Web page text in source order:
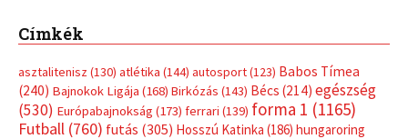
Címkék
asztalitenisz (130) atlétika (144) autosport(123) Babos Tímea
(240) Bajnokok Ligája (168) Birkózás (143) Bécs (214) egészség
(530) Európabajnokság (173) ferrari (139) forma 1 (1165)
Futball (760) futás (305) Hosszú Katinka (186) hungaroring